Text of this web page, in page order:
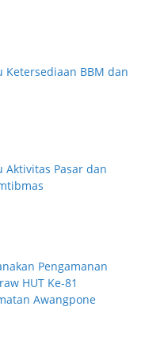
Ketersediaan BBM dan
Aktivitas Pasar dan
Pengamanan
HUT Ke-81
Awangpone